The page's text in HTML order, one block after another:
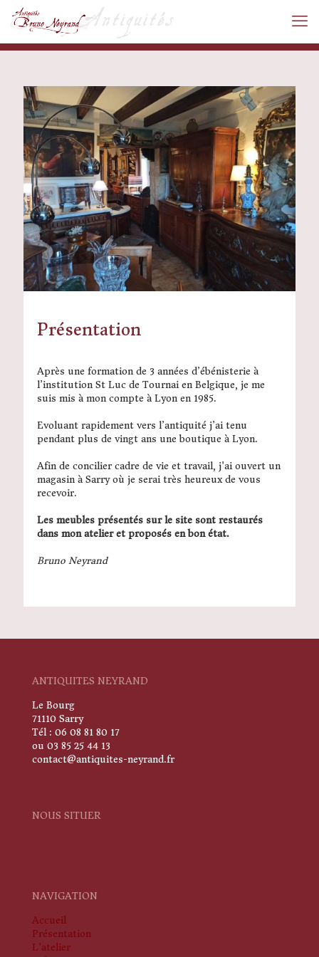
Présentation
Après une formation de 3 années d’ébénisterie à
l’institution St Luc de Tournai en Belgique, je me
suis mis à mon compte à Lyon en 1985.
Evoluant rapidement vers l’antiquité j’ai tenu
pendant plus de vingt ans une boutique à Lyon.
Afin de concilier cadre de vie et travail, j'ai ouvert un
magasin à Sarry où je serai très heureux de vous
recevoir.
Les meubles présentés sur le site sont restaurés
dans mon atelier et proposés en bon état.
Bruno Neyrand
ANTIQUITES NEYRAND
Le Bourg
71110 Sarry
Tél : 06 08 81 80 17
ou 03 85 25 44 13
contact@antiquites-neyrand.fr
NOUS SITUER
NAVIGATION
Accueil
Présentation
L'atelier